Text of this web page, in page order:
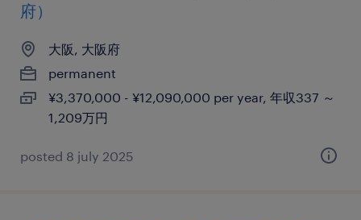
府）
大阪, 大阪府
permanent
¥3,370,000 - ¥12,090,000 per year, 年収337 ～
1,209万円
posted 8 july 2025